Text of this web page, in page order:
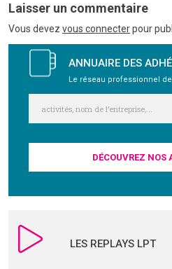
NOUS
Laisser un commentaire
Vous devez vous connecterpour
ANNUAIRE DES
Le réseau professionnel
DÉCOUVREZ NOS
LES REPLAYS LPT